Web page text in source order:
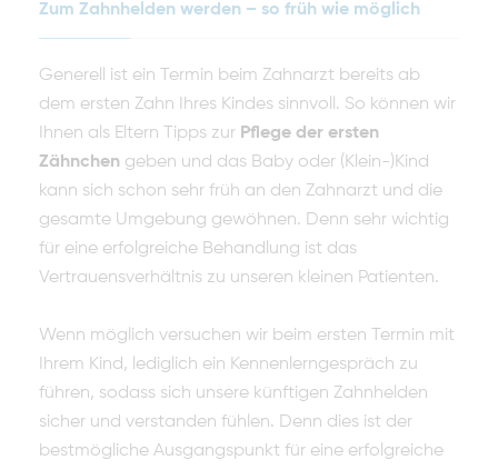
Zum Zahnhelden werden – so früh wie möglich
Generell ist ein Termin beim Zahnarzt bereits ab
dem ersten Zahn Ihres Kindes sinnvoll. So können wir
Ihnen als Eltern Tipps zur Pflege der ersten
Zähnchen geben und das Baby oder (Klein-)Kind
kann sich schon sehr früh an den Zahnarzt und die
gesamte Umgebung gewöhnen. Denn sehr wichtig
für eine erfolgreiche Behandlung ist das
Vertrauensverhältnis zu unseren kleinen Patienten.
Wenn möglich versuchen wir beim ersten Termin mit
Ihrem Kind, lediglich ein Kennenlerngespräch zu
führen, sodass sich unsere künftigen Zahnhelden
sicher und verstanden fühlen. Denn dies ist der
bestmögliche Ausgangspunkt für eine erfolgreiche